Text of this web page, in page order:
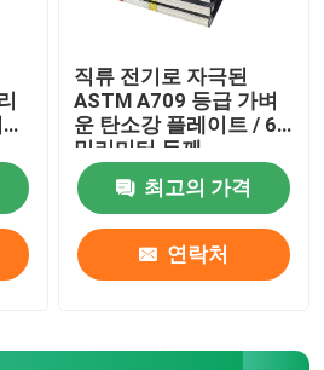
직류 전기로 자극된
ASTM A709 등급 가벼
운 탄소강 플레이트 / 6
밀리미터 두께
최고의 가격
연락처